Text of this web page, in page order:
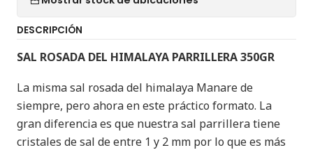
DESCRIPCIÓN
SAL ROSADA DEL HIMALAYA PARRILLERA 350GR
La misma sal rosada del himalaya Manare de
siempre, pero ahora en este práctico formato. La
gran diferencia es que nuestra sal parrillera tiene
cristales de sal de entre 1 y 2 mm por lo que es más